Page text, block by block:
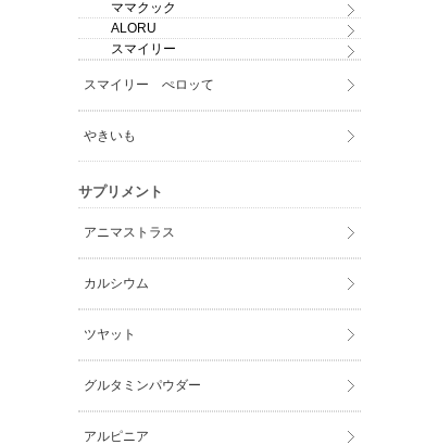
ママクック
ALORU
スマイリー
スマイリー ぺロッて
やきいも
サプリメント
アニマストラス
カルシウム
ツヤット
グルタミンパウダー
アルピニア